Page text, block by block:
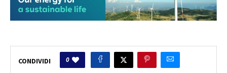
CONDIVIDI 0